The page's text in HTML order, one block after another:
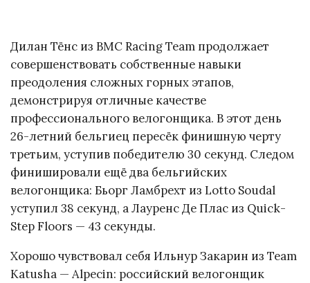
Дилан Тёнс из BMC Racing Team продолжает
совершенствовать собственные навыки
преодоления сложных горных этапов,
демонстрируя отличные качестве
профессионального велогонщика. В этот день
26-летний бельгиец пересёк финишную черту
третьим, уступив победителю 30 секунд. Следом
финишировали ещё два бельгийских
велогонщика: Бьорг Ламбрехт из Lotto Soudal
уступил 38 секунд, а Лауренс Де Плас из Quick-
Step Floors — 43 секунды.
Хорошо чувствовал себя Ильнур Закарин из Team
Katusha — Alpecin: российский велогонщик